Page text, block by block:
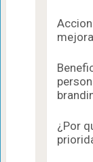
¿Por